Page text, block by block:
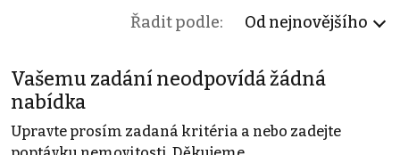
Řadit podle: Od nejnovějšího
Vašemu zadání neodpovídá žádná
nabídka
Upravte prosím zadaná kritéria a nebo zadejte